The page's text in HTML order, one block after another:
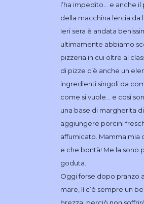
l’ha impedito… e anche il
della macchina lercia da
Ieri sera è andata
ultimamente abbiamo
pizzeria in cui oltre al
di pizze c’è anche un
ingredienti singoli da
come si vuole… e così
una base di margherita
aggiungere porcini
affumicato. Mamma mia
e che bontà! Me la sono
goduta.
Oggi forse dopo pranzo
mare, lì c’è sempre un